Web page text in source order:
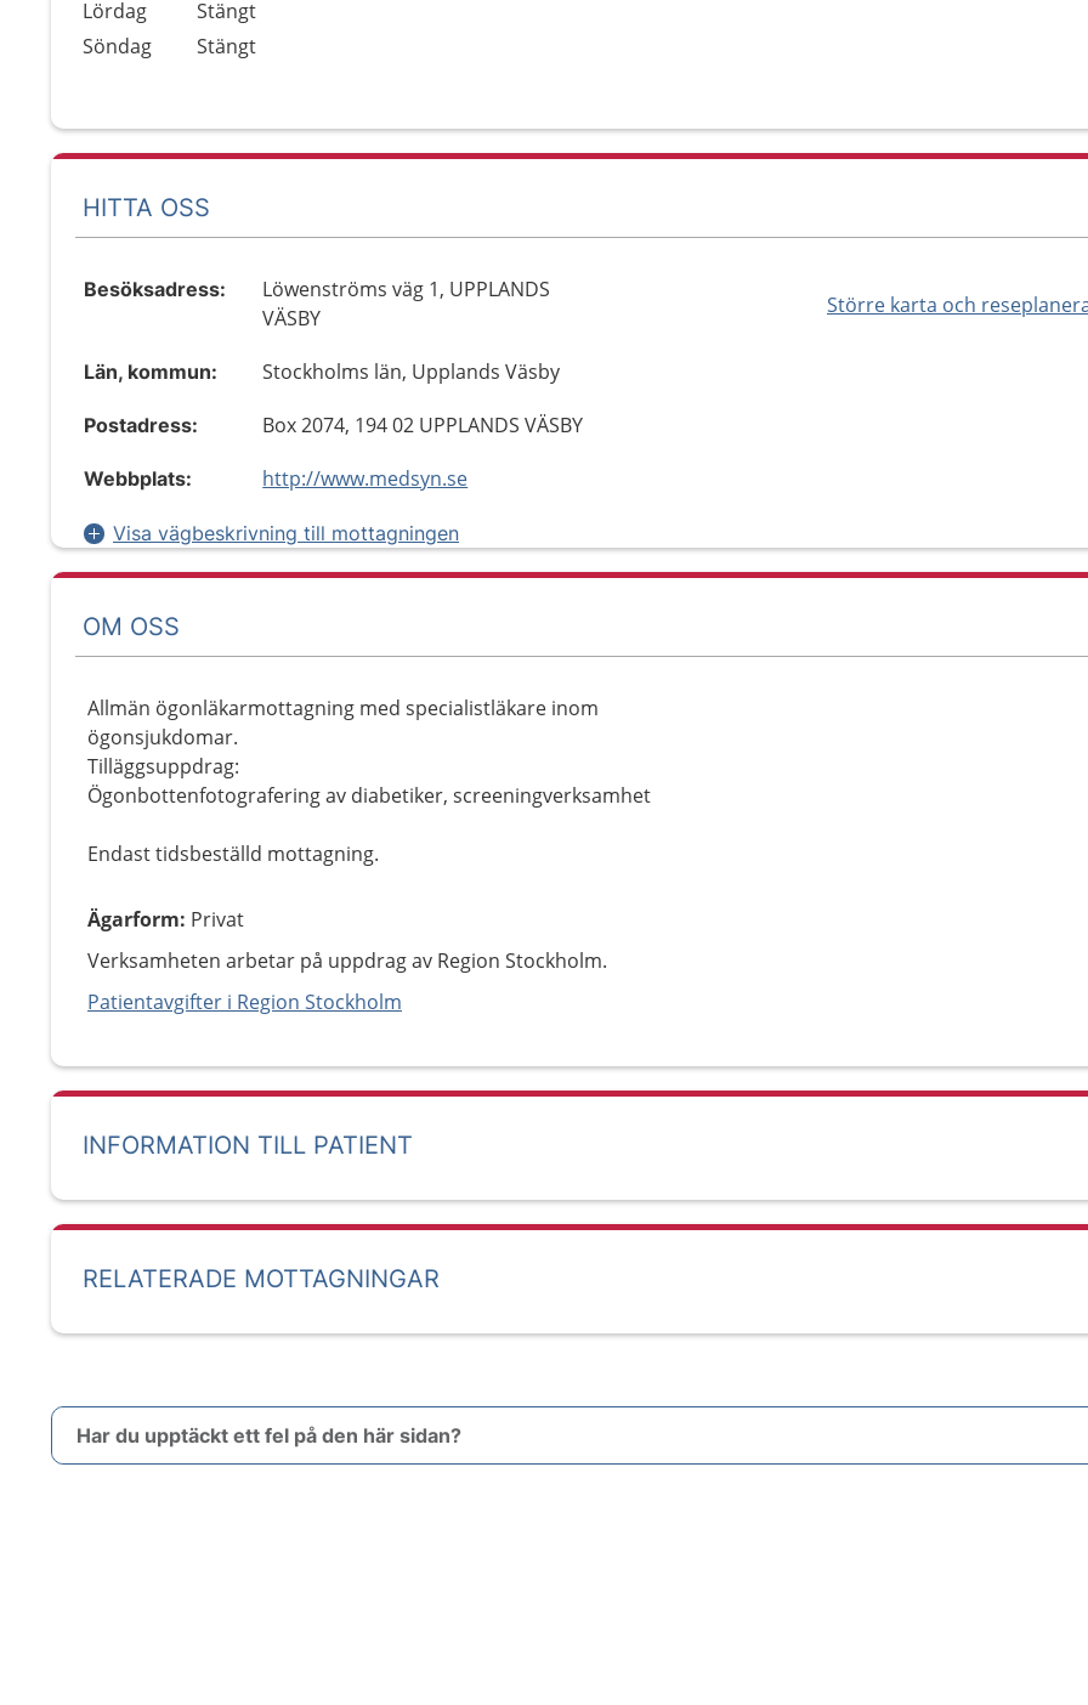
Lördag
Stängt
Söndag
Stängt
HITTA OSS
Större karta och
Besöksadress:
Löwenströms väg 1, UPPLANDS
VÄSBY
Län, kommun: Stockholms län, Upplands Väsby
Postadress: Box 2074, 194 02 UPPLANDS VÄSBY
Webbplats: http://www.medsyn.se
Visa vägbeskrivning till mottagningen
OM OSS
Allmän ögonläkarmottagning med specialistläkare inom
ögonsjukdomar.
Tilläggsuppdrag:
Ögonbottenfotografering av diabetiker, screeningverksamhet
Endast tidsbeställd mottagning.
Ägarform: Privat
Verksamheten arbetar på uppdrag av Region Stockholm.
Patientavgifter i Region Stockholm
INFORMATION TILL PATIENT
RELATERADE MOTTAGNINGAR
Har du upptäckt ett fel på den här sidan?